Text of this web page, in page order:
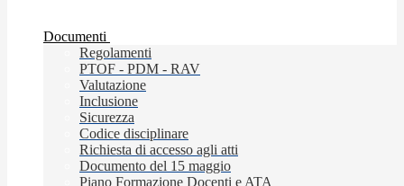
Documenti
Regolamenti
PTOF - PDM - RAV
Valutazione
Inclusione
Sicurezza
Codice disciplinare
Richiesta di accesso agli atti
Documento del 15 maggio
Piano Formazione Docenti e ATA